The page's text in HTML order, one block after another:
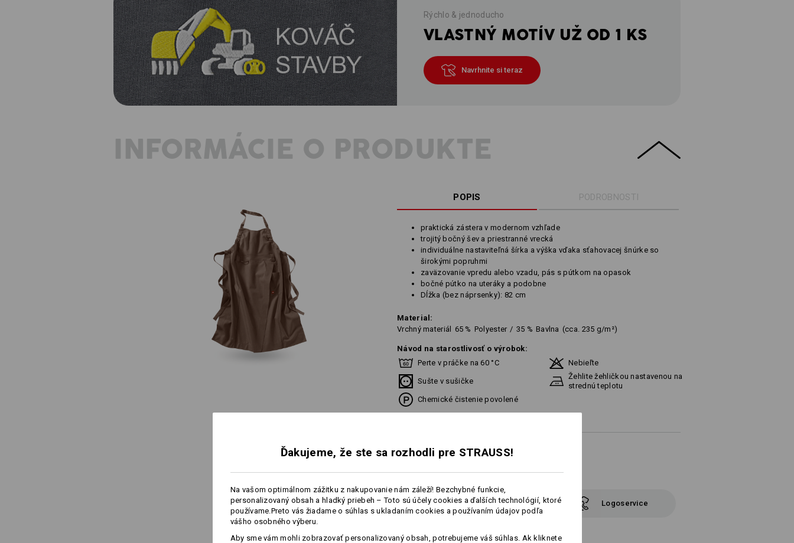
Rýchlo & jednoducho
VLASTNÝ MOTÍV UŽ OD 1 KS
Navrhnite si teraz
INFORMÁCIE O PRODUKTE
POPIS PODROBNOSTI
praktická zástera v modernom vzhľade
trojitý bočný šev a priestranné vrecká
individuálne nastaviteľná šírka a výška vďaka sťahovacej šnúrke so
širokými popruhmi
zaväzovanie vpredu alebo vzadu, pás s pútkom na opasok
bočné pútko na uteráky a podobne
Dĺžka (bez náprsenky): 82 cm
Material:
Vrchný materiál
65 % Polyester / 35 % Bavlna (cca. 235 g/m²)
Návod na starostlivosť o výrobok:
Perte v práčke na 60 °C
Nebieľte
Sušte v sušičke
Žehlite žehličkou nastavenou na
strednú teplotu
Chemické čistenie povolené
Vytvoriť podľa seba Logoservice
Ďakujeme, že ste sa rozhodli pre STRAUSS!
Na vašom optimálnom zážitku z nakupovanie nám záleží! Bezchybné funkcie,
personalizovaný obsah a hladký priebeh – Toto sú účely cookies a ďalších technológií, ktoré
používame.Preto vás žiadame o súhlas s ukladaním cookies a používaním údajov podľa
vášho osobného výberu.
Aby sme vám mohli zobrazovať personalizovaný obsah, potrebujeme váš súhlas. Ak kliknete